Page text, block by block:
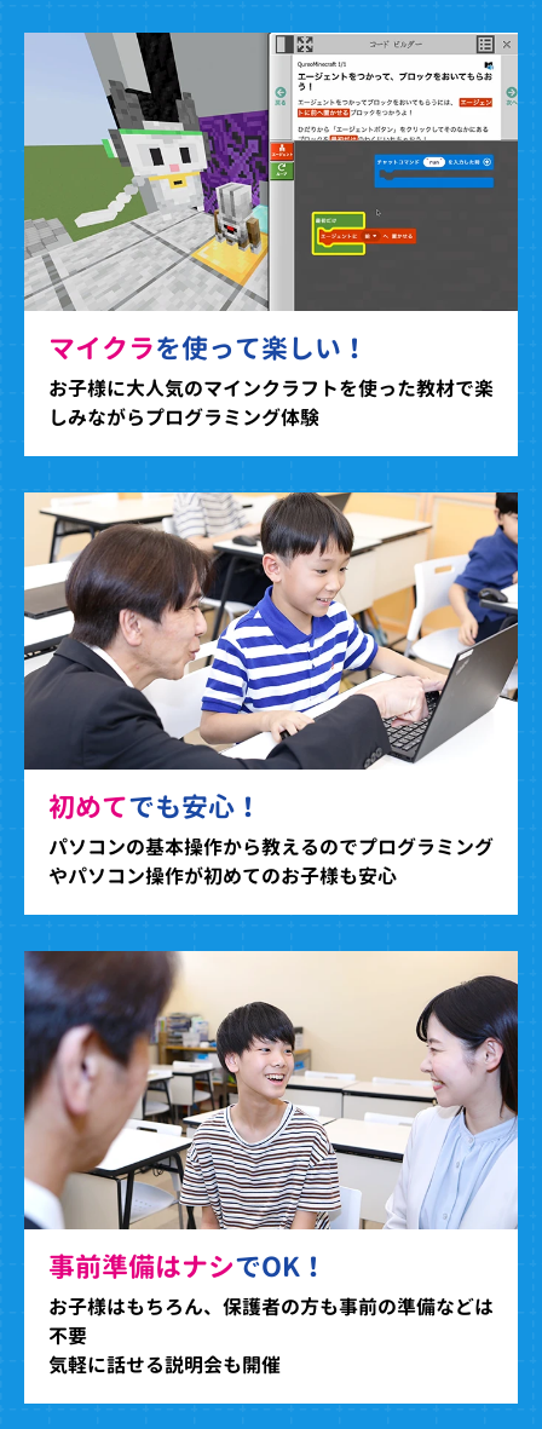
マイクラを使って楽しい！
お子様に大人気のマインクラフトを使った教材で楽
しみながらプログラミング体験
初めてでも安心！
パソコンの基本操作から教えるのでプログラミング
やパソコン操作が初めてのお子様も安心
事前準備はナシでOK！
お子様はもちろん、保護者の方も事前の準備などは
不要
気軽に話せる説明会も開催